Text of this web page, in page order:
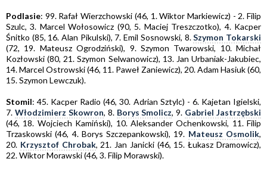
Podlasie: 99. Rafał Wierzchowski (46, 1. Wiktor Markiewicz) - 2. Filip
Szulc, 3. Marcel Wołosowicz (90, 5. Maciej Treszczotko), 4. Kacper
Śnitko (85, 16. Alan Pikulski), 7. Emil Sosnowski, 8.Szymon Tokarski
(72, 19. Mateusz Ogrodziński), 9. Szymon Twarowski, 10. Michał
Kozłowski (80, 21. Szymon Selwanowicz), 13. Jan Urbaniak-Jakubiec,
14. Marcel Ostrowski (46, 11. Paweł Zaniewicz), 20. Adam Hasiuk (60,
15. Szymon Lewczuk).
Stomil: 45. Kacper Radio (46, 30. Adrian Sztylc) - 6. Kajetan Igielski,
7. Włodzimierz Skowron, 8. Borys Smolicz, 9. Gabriel Jastrzębski
(46, 18. Wojciech Kamiński), 10. Aleksander Ochenkowski, 11. Filip
Trzaskowski (46, 4. Borys Szczepankowski), 19. Mateusz Osmolik,
20. Krzysztof Chrobak, 21. Jan Janicki (46, 15. Łukasz Dramowicz),
22. Wiktor Morawski (46, 3. Filip Morawski).